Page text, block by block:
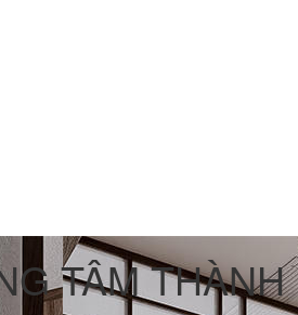
TÂM THÀNH